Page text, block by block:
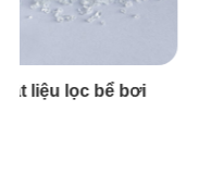
Phương tiện lọc thủy tinh